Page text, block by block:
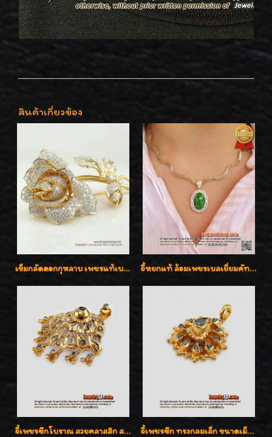
สินค้าเกี่ยวข้อง
เข็มกลัดดอกกุหลาบ เพชรแท้เบลเยี่ยมคัต งานปราณีตค่ะ จี้หยกแท้ ล้อมเพชรเบลเยี่ยมคัท ราคาพิเศษไม่แพงค่ะ
จี้เพชรซีกโบราณ สวยคลาสสิก สภาพสมบูรณ์สุดๆค่ะ จี้เพชรซีก ทรงกลมเล็ก ขนาดเม็ดกระดุม สวยๆ